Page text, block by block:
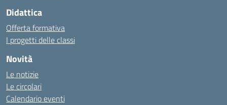
Didattica
Offerta formativa
I progetti delle classi
Novità
Le notizie
Le circolari
Calendario eventi